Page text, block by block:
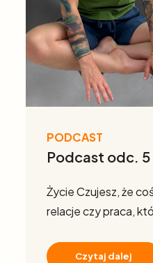
PODCAST
Podcast odc. 5
Życie Czujesz, że
relacje czy praca,
Czytaj dalej